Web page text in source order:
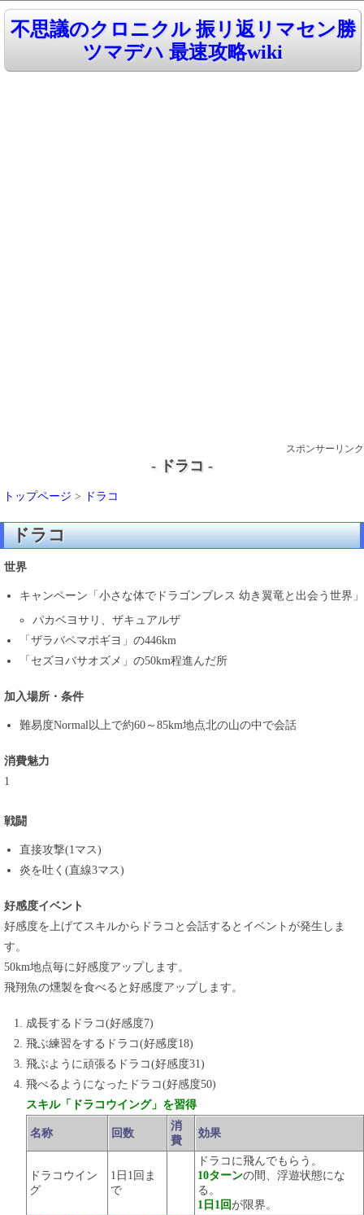
不思議のクロニクル 振リ返リマセン勝
ツマデハ 最速攻略wiki
スポンサーリンク
- ドラコ -
トップページ > ドラコ
ドラコ
世界
キャンペーン「小さな体でドラゴンブレス 幼き翼竜と出会う世界」
パカベヨサリ、ザキュアルザ
「ザラバペマポギヨ」の446km
「セズヨバサオズメ」の50km程進んだ所
加入場所・条件
難易度Normal以上で約60～85km地点北の山の中で会話
消費魅力
1
戦闘
直接攻撃(1マス)
炎を吐く(直線3マス)
好感度イベント
好感度を上げてスキルからドラコと会話するとイベントが発生しま
す。
50km地点毎に好感度アップします。
飛翔魚の燻製を食べると好感度アップします。
成長するドラコ(好感度7)
飛ぶ練習をするドラコ(好感度18)
飛ぶように頑張るドラコ(好感度31)
飛べるようになったドラコ(好感度50)
スキル「ドラコウイング」を習得
名称 回数
消
費
効果
ドラコウイン
グ
1日1回ま
で
ドラコに飛んでもらう。
10ターンの間、浮遊状態にな
る。
1日1回が限界。